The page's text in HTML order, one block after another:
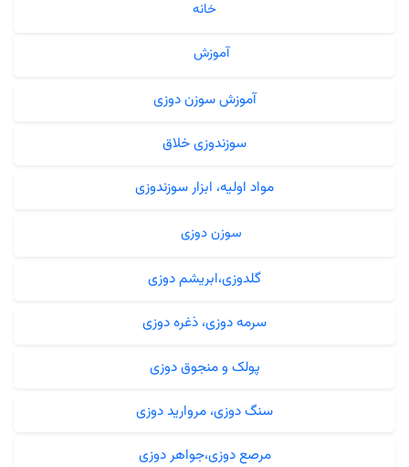
خانه
آموزش
آموزش سوزن دوزی
سوزندوزی خلاق
مواد اولیه، ابزار سوزندوزی
سوزن دوزی
گلدوزی،ابریشم دوزی
سرمه دوزی، ذغره دوزی
پولک و منجوق دوزی
سنگ دوزی، مروارید دوزی
مرصع دوزی،جواهر دوزی